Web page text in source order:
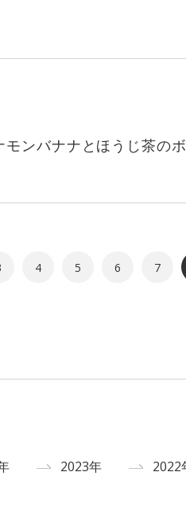
モンバナナとほうじ茶の
4 5 6 7
2023年 2022